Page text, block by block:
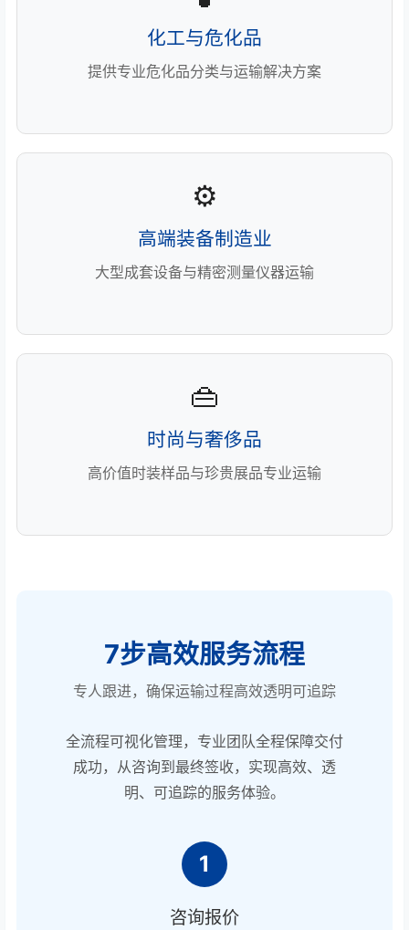
化工与危化品
提供专业危化品分类与运输解决方案
⚙️
高端装备制造业
大型成套设备与精密测量仪器运输
👜
时尚与奢侈品
高价值时装样品与珍贵展品专业运输
7步高效服务流程
专人跟进，确保运输过程高效透明可追踪
全流程可视化管理，专业团队全程保障交付
成功，从咨询到最终签收，实现高效、透
明、可追踪的服务体验。
1
咨询报价